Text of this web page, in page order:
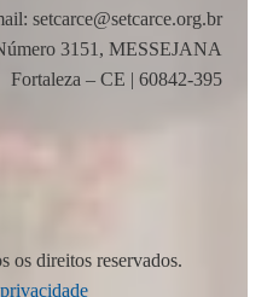
setcarce@setcarce.org.br
3151, MESSEJANA
Fortaleza – CE | 60842-395
direitos reservados.